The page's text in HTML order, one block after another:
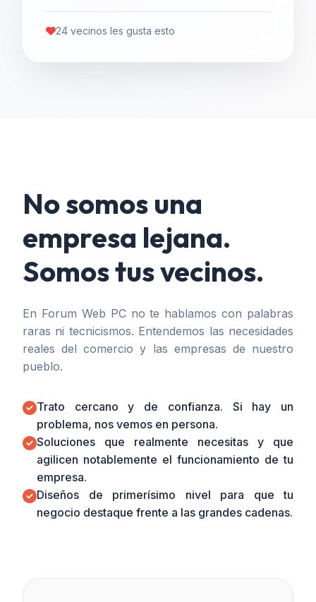
24 vecinos les gusta esto
No somos una
empresa lejana.
Somos tus vecinos.
En Forum Web PC no te hablamos con palabras
raras ni tecnicismos. Entendemos las necesidades
reales del comercio y las empresas de nuestro
pueblo.
Trato cercano y de confianza. Si hay un
problema, nos vemos en persona.
Soluciones que realmente necesitas y que
agilicen notablemente el funcionamiento de tu
empresa.
Diseños de primerísimo nivel para que tu
negocio destaque frente a las grandes cadenas.